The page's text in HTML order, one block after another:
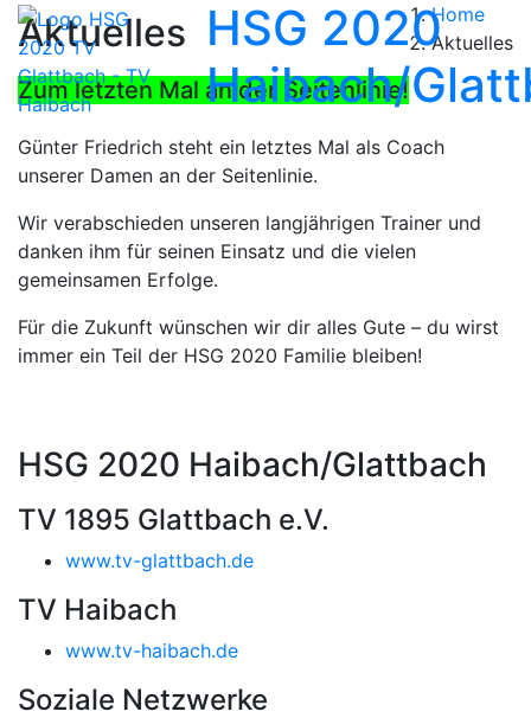
HSG 2020
Haibach/
Aktuelles
Home
Aktuelles
Zum letzten Mal an der Seitenlinie!
Günter Friedrich steht ein letztes Mal als Coach
unserer Damen an der Seitenlinie.
Wir verabschieden unseren langjährigen Trainer und
danken ihm für seinen Einsatz und die vielen
gemeinsamen Erfolge.
Für die Zukunft wünschen wir dir alles Gute – du wirst
immer ein Teil der HSG 2020 Familie bleiben!
HSG 2020 Haibach/Glattbach
TV 1895 Glattbach e.V.
www.tv-glattbach.de
TV Haibach
www.tv-haibach.de
Soziale Netzwerke